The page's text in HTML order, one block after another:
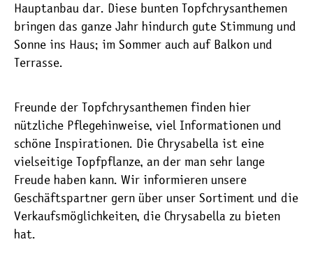
Hauptanbau dar. Diese bunten Topfchrysanthemen
bringen das ganze Jahr hindurch gute Stimmung und
Sonne ins Haus; im Sommer auch auf Balkon und
Terrasse.
Freunde der Topfchrysanthemen finden hier
nützliche Pflegehinweise, viel Informationen und
schöne Inspirationen. Die Chrysabella ist eine
vielseitige Topfpflanze, an der man sehr lange
Freude haben kann. Wir informieren unsere
Geschäftspartner gern über unser Sortiment und die
Verkaufsmöglichkeiten, die Chrysabella zu bieten
hat.